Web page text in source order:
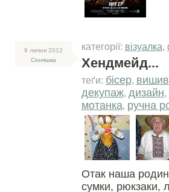
9 липня 2012
Соняшка
категорії: візуалка,
Хендмейд...
теґи: бісер,
декупаж, дизайн,
мотанка, ручна
Отак наша
сумки, рюкзаки,